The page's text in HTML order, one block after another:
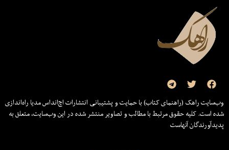
وب‌سایت راهک (راهنمای کتاب) با حمایت و پشتیبانی انتشارات اچ‌اند‌اس مدیا راه‌اندازی
شده است. کلیه حقوق مرتبط با مطالب و تصاویر منتشر شده در این وب‌سایت، متعلق به
پدیدآورندگان آنهاست